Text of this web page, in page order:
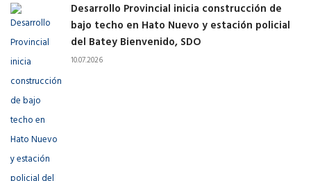
Desarrollo Provincial inicia construcción de
bajo techo en Hato Nuevo y estación policial
del Batey Bienvenido, SDO
10.07.2026